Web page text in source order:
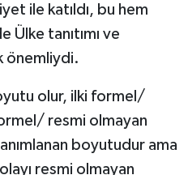
ile katıldı, bu hem
Ülke tanıtımı ve
önemliydi.
olur, ilki formel/
resmi olmayan
boyutudur ama
resmi olmayan